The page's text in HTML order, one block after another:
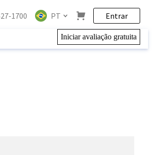
1700 PT Entrar
Iniciar avaliação gratuita